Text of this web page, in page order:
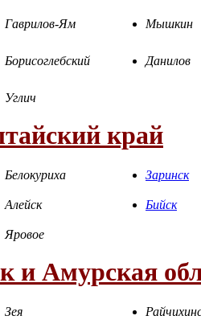
Гаврилов-Ям Мышкин
Борисоглебский Данилов
Углич
край
Белокуриха Заринск
Алейск Бийск
Яровое
и Амурская
Зея